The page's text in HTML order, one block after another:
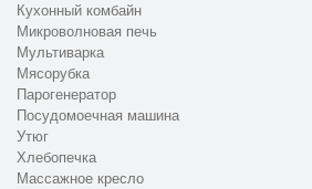
Кухонный комбайн
Микроволновая печь
Мультиварка
Мясорубка
Парогенератор
Посудомоечная машина
Утюг
Хлебопечка
Массажное кресло